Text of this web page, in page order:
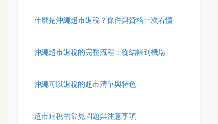
什麼是沖繩超市退稅？條件與資格一次看懂
沖繩超市退稅的完整流程：從結帳到機場
沖繩可以退稅的超市清單與特色
超市退稅的常見問題與注意事項